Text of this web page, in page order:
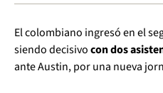
El colombiano ingresó en el
siendo decisivocon dos
ante Austin, por una nueva